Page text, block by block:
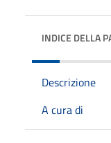
INDICE DELLA
Descrizione
A cura di